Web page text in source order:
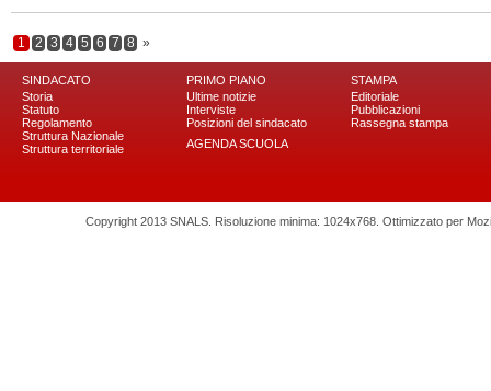
1 2 3 4 5 6 7 8 »
SINDACATO
Storia
Statuto
Regolamento
Struttura Nazionale
Struttura territoriale
PRIMO PIANO
Ultime notizie
Interviste
Posizioni del sindacato
AGENDA SCUOLA
STAMPA
Editoriale
Pubblicazioni
Rassegna stampa
Copyright 2013 SNALS. Risoluzione minima: 1024x768. Ottimizzato per